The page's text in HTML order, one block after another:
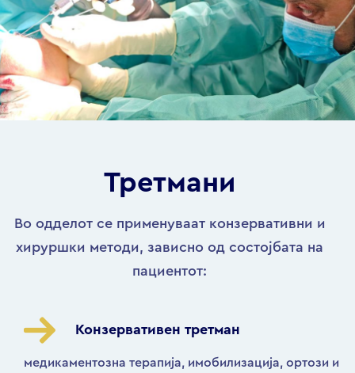
Третмани
Во одделот се применуваат конзервативни и
хируршки методи, зависно од состојбата на
пациентот:
Конзервативен третман
медикаментозна терапија, имобилизација, ортози и